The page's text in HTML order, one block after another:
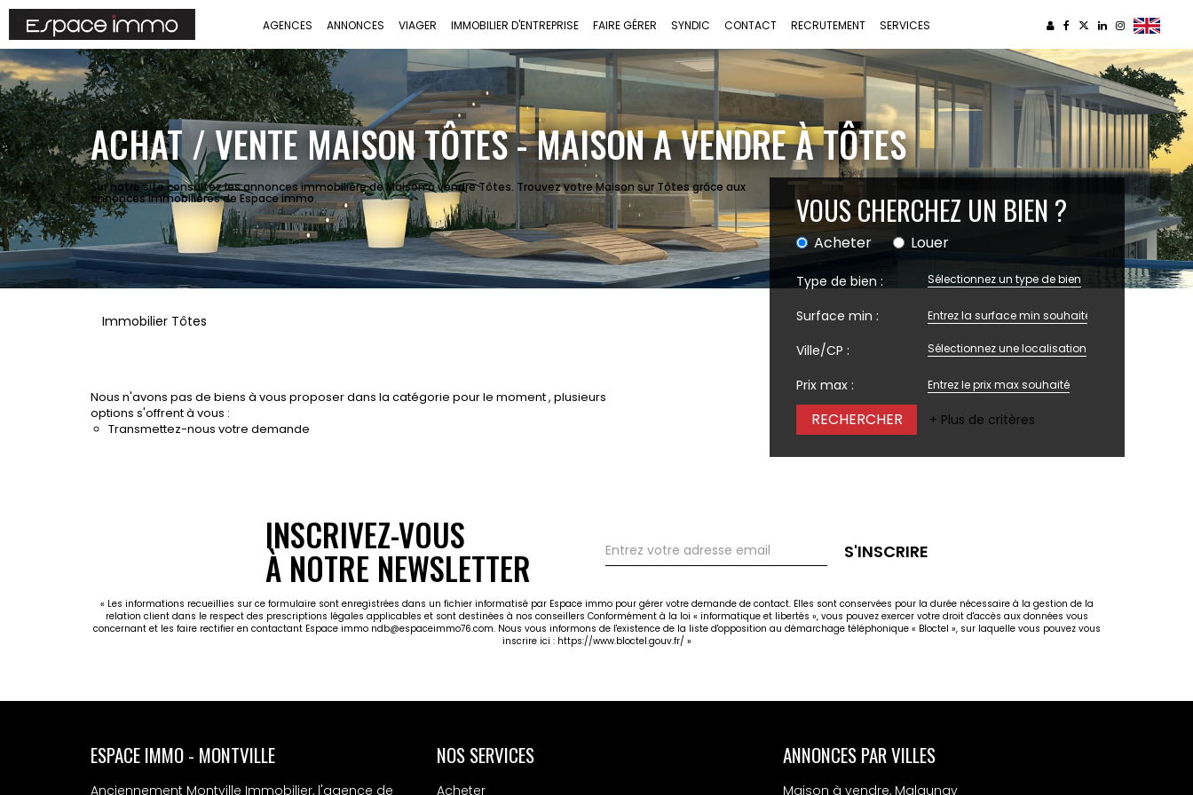
AGENCES ANNONCES VIAGER IMMOBILIER D'ENTREPRISE FAIRE GÉRER SYNDIC CONTACT RECRUTEMENT SERVICES
ACHAT / VENTE MAISON TÔTES - MAISON A VENDRE À TÔTES
Sur notre site consultez les annonces immobilière de Maison à vendre Tôtes. Trouvez votre Maison sur Tôtes grâce aux
annonces immobilières de Espace immo. VOUS CHERCHEZ UN BIEN ?
Acheter Louer
Type de bien : Sélectionnez un type de bien
Surface min :
Ville/CP :
Sélectionnez une localisation
Prix max :
+ Plus de critères
Immobilier Tôtes
Nous n'avons pas de biens à vous proposer dans la catégorie pour le moment , plusieurs
options s'offrent à vous :
Transmettez-nous votre demande
INSCRIVEZ-VOUS
À NOTRE NEWSLETTER S'INSCRIRE
« Les informations recueillies sur ce formulaire sont enregistrées dans un fichier informatisé par Espace immo pour gérer votre demande de contact. Elles sont conservées pour la durée nécessaire à la gestion de la
relation client dans le respect des prescriptions légales applicables et sont destinées à nos conseillers Conformément à la loi « informatique et libertés », vous pouvez exercer votre droit d'accès aux données vous
concernant et les faire rectifier en contactant Espace immo ndb@espaceimmo76.com. Nous vous informons de l'existence de la liste d'opposition au démarchage téléphonique « Bloctel », sur laquelle vous pouvez vous
inscrire ici : https://www.bloctel.gouv.fr/ »
ESPACE IMMO - MONTVILLE
Anciennement Montville Immobilier, l'agence de
NOS SERVICES
Acheter
ANNONCES PAR VILLES
Maison à vendre, Malaunay